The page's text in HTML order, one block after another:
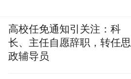
高校任免通知引关注：科
长、主任自愿辞职，转任思
政辅导员